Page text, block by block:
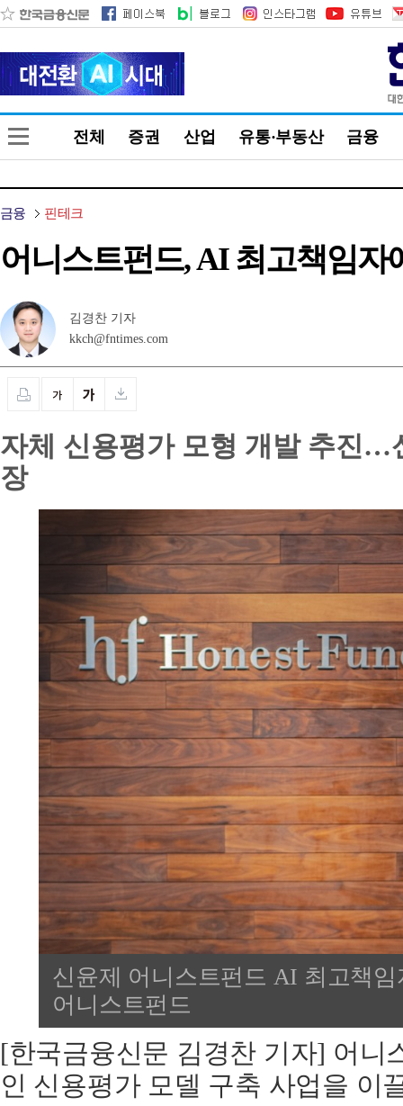
전체 증권 산업 유통·부동산 금융
금융 핀테크
어니스트펀드, AI 최고책임자
김경찬 기자
kkch@fntimes.com
자체 신용평가 모형 개발 추진…
장
신윤제 어니스트펀드 AI 최고책
어니스트펀드
[한국금융신문 김경찬 기자] 어니
인 신용평가 모델 구축 사업을 이